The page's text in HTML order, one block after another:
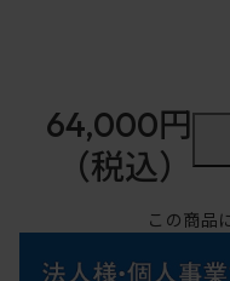
64,000円
（税込）
この商品